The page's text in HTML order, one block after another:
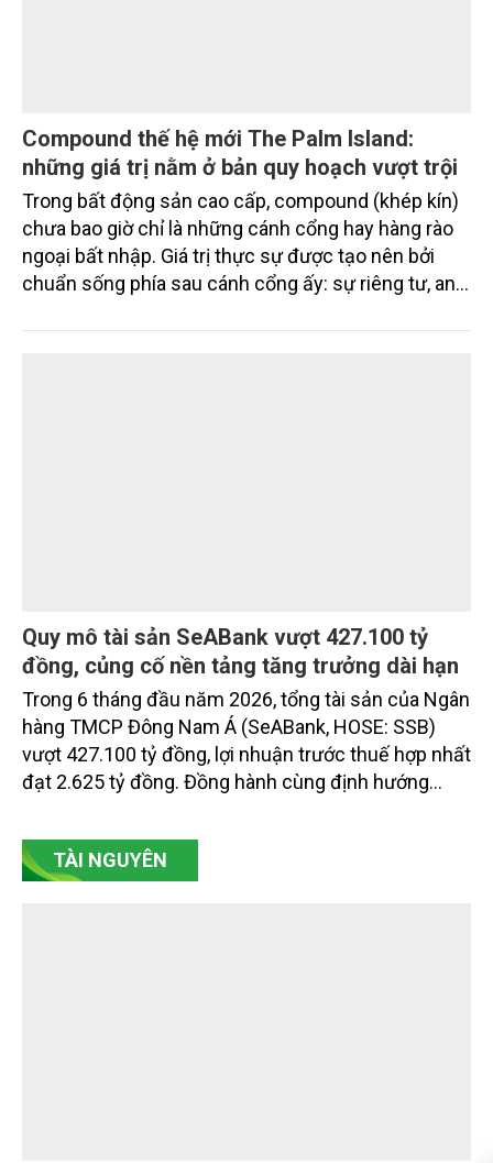
Compound thế hệ mới The Palm Island:
những giá trị nằm ở bản quy hoạch vượt trội
Trong bất động sản cao cấp, compound (khép kín)
chưa bao giờ chỉ là những cánh cổng hay hàng rào
ngoại bất nhập. Giá trị thực sự được tạo nên bởi
chuẩn sống phía sau cánh cổng ấy: sự riêng tư, an
vụ được thiết kế dành riêng cho họ.
Quy mô tài sản SeABank vượt 427.100 tỷ
đồng, củng cố nền tảng tăng trưởng dài hạn
Trong 6 tháng đầu năm 2026, tổng tài sản của Ngân
hàng TMCP Đông Nam Á (SeABank, HOSE: SSB)
vượt 427.100 tỷ đồng, lợi nhuận trước thuế hợp nhất
đạt 2.625 tỷ đồng. Đồng hành cùng định hướng
SeABank tiếp tục duy trì hoạt động hiệu quả, mở
rộng tín dụng, củng cố nguồn vốn và đảm bảo các
TÀI NGUYÊN